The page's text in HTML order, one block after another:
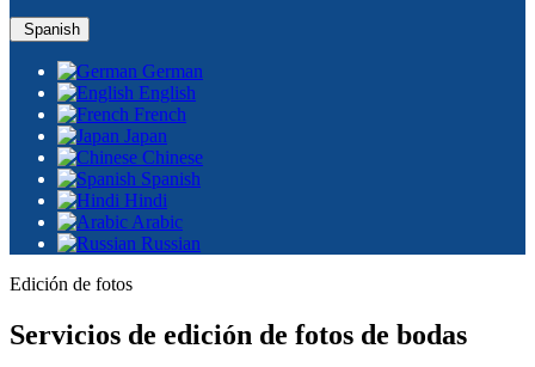
Spanish
German
English
French
Japan
Chinese
Spanish
Hindi
Arabic
Russian
Edición de fotos
Servicios de edición de fotos de bodas